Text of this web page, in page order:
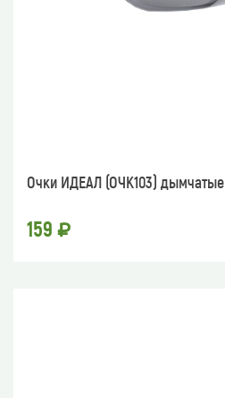
Очки ИДЕАЛ (ОЧК103) дымчатые
159